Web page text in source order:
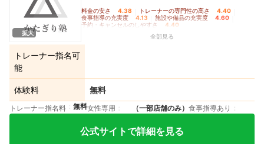
拡大
料金の安さ 4.38 トレーナーの専門性の高さ 4.40
食事指導の充実度 4.13 施設や備品の充実度 4.60
予約・キャンセルのしやすさ
4.40
全部見る
トレーナー指名可
能
体験料 無料
トレーナー指名料 無料女性専用 （一部店舗のみ） 食事指導あり
公式サイトで詳細を見る